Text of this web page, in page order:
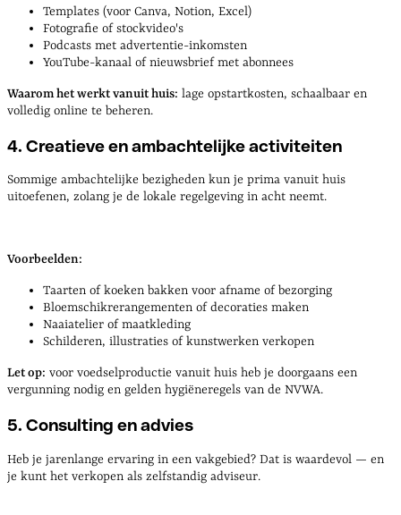
Templates (voor Canva, Notion, Excel)
Fotografie of stockvideo's
Podcasts met advertentie-inkomsten
YouTube-kanaal of nieuwsbrief met abonnees
Waarom het werkt vanuit huis: lage opstartkosten, schaalbaar en
volledig online te beheren.
4. Creatieve en ambachtelijke activiteiten
Sommige ambachtelijke bezigheden kun je prima vanuit huis
uitoefenen, zolang je de lokale regelgeving in acht neemt.
Voorbeelden:
Taarten of koeken bakken voor afname of bezorging
Bloemschikrerangementen of decoraties maken
Naaiatelier of maatkleding
Schilderen, illustraties of kunstwerken verkopen
Let op: voor voedselproductie vanuit huis heb je doorgaans een
vergunning nodig en gelden hygiëneregels van de NVWA.
5. Consulting en advies
Heb je jarenlange ervaring in een vakgebied? Dat is waardevol — en
je kunt het verkopen als zelfstandig adviseur.